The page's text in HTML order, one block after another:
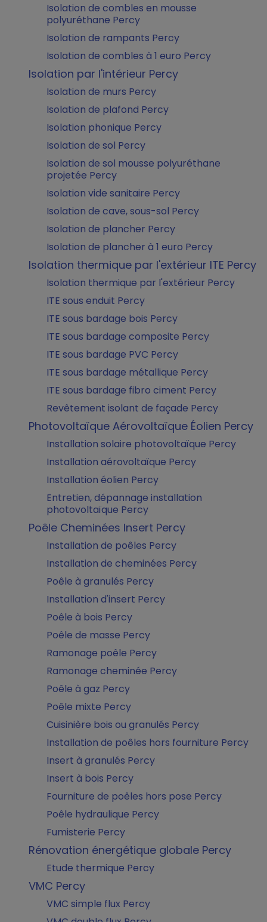
Isolation de combles en mousse
polyuréthane Percy
Isolation de rampants Percy
Isolation de combles à 1 euro Percy
Isolation par l'intérieur Percy
Isolation de murs Percy
Isolation de plafond Percy
Isolation phonique Percy
Isolation de sol Percy
Isolation de sol mousse polyuréthane
projetée Percy
Isolation vide sanitaire Percy
Isolation de cave, sous-sol Percy
Isolation de plancher Percy
Isolation de plancher à 1 euro Percy
Isolation thermique par l'extérieur ITE Percy
Isolation thermique par l'extérieur Percy
ITE sous enduit Percy
ITE sous bardage bois Percy
ITE sous bardage composite Percy
ITE sous bardage PVC Percy
ITE sous bardage métallique Percy
ITE sous bardage fibro ciment Percy
Revêtement isolant de façade Percy
Photovoltaïque Aérovoltaïque Éolien Percy
Installation solaire photovoltaïque Percy
Installation aérovoltaïque Percy
Installation éolien Percy
Entretien, dépannage installation
photovoltaïque Percy
Poêle Cheminées Insert Percy
Installation de poêles Percy
Installation de cheminées Percy
Poêle à granulés Percy
Installation d'insert Percy
Poêle à bois Percy
Poêle de masse Percy
Ramonage poêle Percy
Ramonage cheminée Percy
Poêle à gaz Percy
Poêle mixte Percy
Cuisinière bois ou granulés Percy
Installation de poêles hors fourniture Percy
Insert à granulés Percy
Insert à bois Percy
Fourniture de poêles hors pose Percy
Poêle hydraulique Percy
Fumisterie Percy
Rénovation énergétique globale Percy
Etude thermique Percy
VMC Percy
VMC simple flux Percy